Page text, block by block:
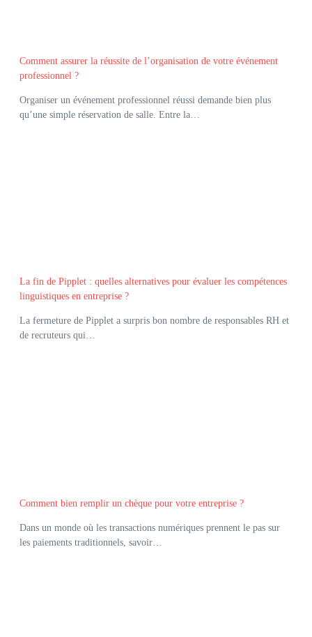
Comment assurer la réussite de l’organisation de votre événement
professionnel ?
Organiser un événement professionnel réussi demande bien plus
qu’une simple réservation de salle. Entre la…
La fin de Pipplet : quelles alternatives pour évaluer les compétences
linguistiques en entreprise ?
La fermeture de Pipplet a surpris bon nombre de responsables RH et
de recruteurs qui…
Comment bien remplir un chèque pour votre entreprise ?
Dans un monde où les transactions numériques prennent le pas sur
les paiements traditionnels, savoir…